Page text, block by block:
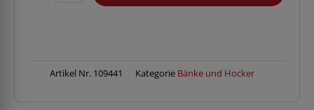
Artikel Nr. 109441 Kategorie Bänke und Hocker